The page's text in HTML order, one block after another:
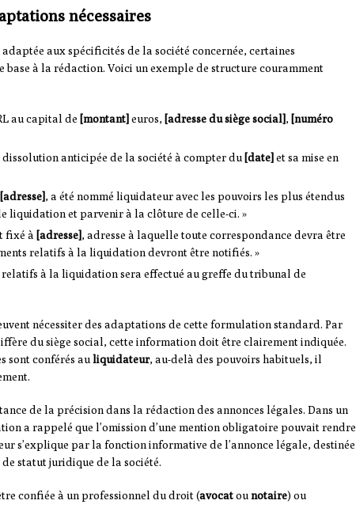
nécessaires
aux spécificités de la société concernée, certaines
à la rédaction. Voici un exemple de structure couramment
au capital de [montant] euros, [adresse du siège social], [numéro
dissolution anticipée de la société à compter du [date] et sa mise en
[adresse], a été nommé liquidateur avec les pouvoirs les plus étendus
liquidation et parvenir à la clôture de celle-ci. »
fixé à [adresse], adresse à laquelle toute correspondance devra être
relatifs à la liquidation devront être notifiés. »
relatifs à la liquidation sera effectué au greffe du tribunal de
nécessiter des adaptations de cette formulation standard. Par
du siège social, cette information doit être clairement indiquée.
sont conférés auliquidateur, au-delà des pouvoirs habituels, il
de la précision dans la rédaction des annonces légales. Dans un
a rappelé que l’omission d’une mention obligatoire pouvait rendre
s’explique par la fonction informative de l’annonce légale, destinée
statut juridique de la société.
confiée à un professionnel du droit (avocatounotaire) ou